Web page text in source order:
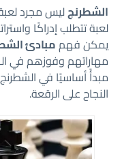
الشطرنجليس مجرد
لعبة تتطلب إدراكًا
يمكن فهممبادئ
مهاراتهم وفوزهم في
مبدأً أساسيًا في
النجاح على الرقعة.